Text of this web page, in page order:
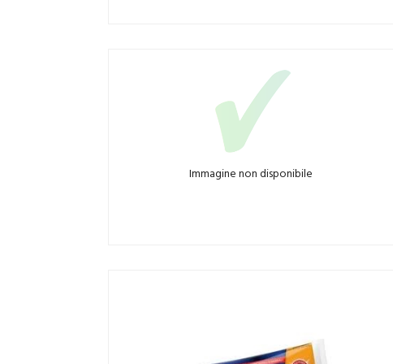
Immagine non disponibile